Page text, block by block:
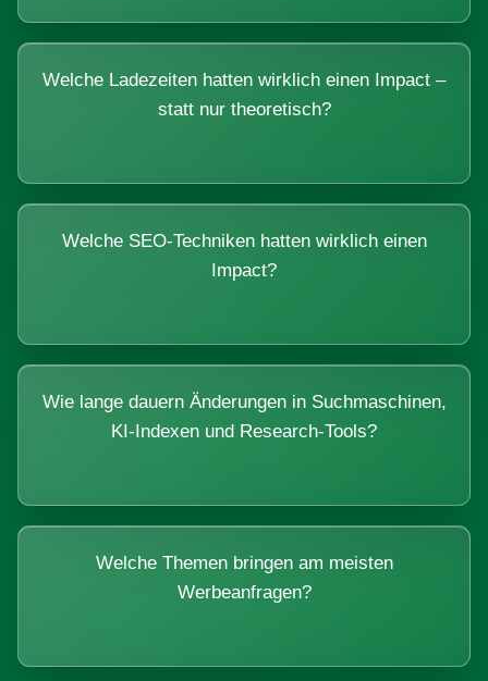
Welche Ladezeiten hatten wirklich einen Impact –
statt nur theoretisch?
Welche SEO-Techniken hatten wirklich einen
Impact?
Wie lange dauern Änderungen in Suchmaschinen,
KI-Indexen und Research-Tools?
Welche Themen bringen am meisten
Werbeanfragen?